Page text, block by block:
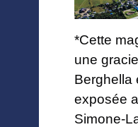
*Cette
une
Berghella
exposée